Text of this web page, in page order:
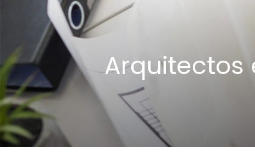
Arquitectos